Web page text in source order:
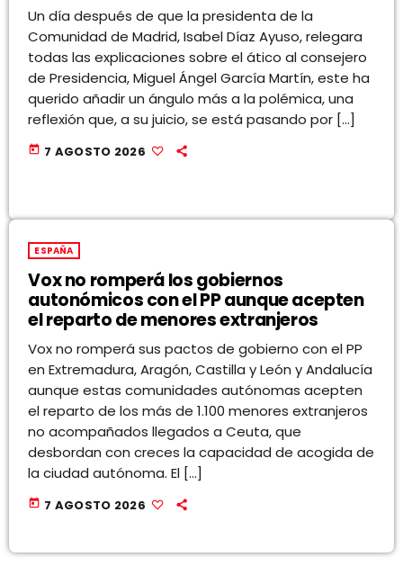
Un día después de que la presidenta de la
Comunidad de Madrid, Isabel Díaz Ayuso, relegara
todas las explicaciones sobre el ático al consejero
de Presidencia, Miguel Ángel García Martín, este ha
querido añadir un ángulo más a la polémica, una
reflexión que, a su juicio, se está pasando por […]
today 7 AGOSTO 2026
ESPAÑA
Vox no romperá los gobiernos
autonómicos con el PP aunque acepten
el reparto de menores extranjeros
Vox no romperá sus pactos de gobierno con el PP
en Extremadura, Aragón, Castilla y León y Andalucía
aunque estas comunidades autónomas acepten
el reparto de los más de 1.100 menores extranjeros
no acompañados llegados a Ceuta, que
desbordan con creces la capacidad de acogida de
la ciudad autónoma. El […]
today 7 AGOSTO 2026